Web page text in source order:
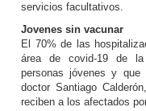
servicios facultativos.
Jovenes sin vacunar
El 70% de las
área de covid-19 de
personas jóvenes y
doctor Santiago
reciben a los afectados